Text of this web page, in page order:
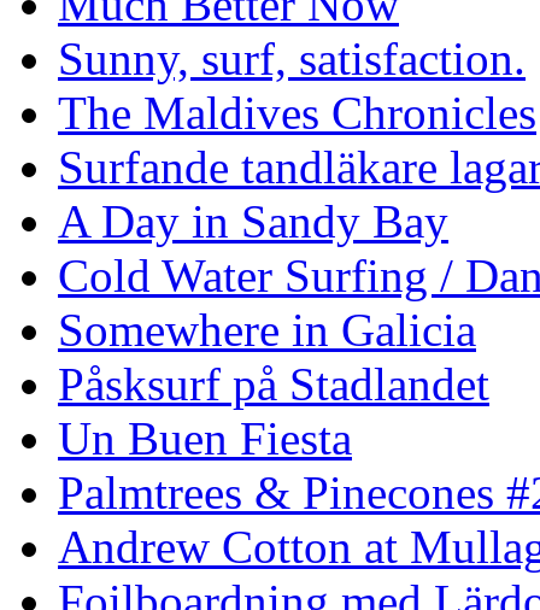
Sunny, surf, satisfaction.
The Maldives Chronicles
Surfande tandläkare
A Day in Sandy Bay
Cold Water Surfing /
Somewhere in Galicia
Påsksurf på Stadlandet
Un Buen Fiesta
Palmtrees & Pinecones
Andrew Cotton at